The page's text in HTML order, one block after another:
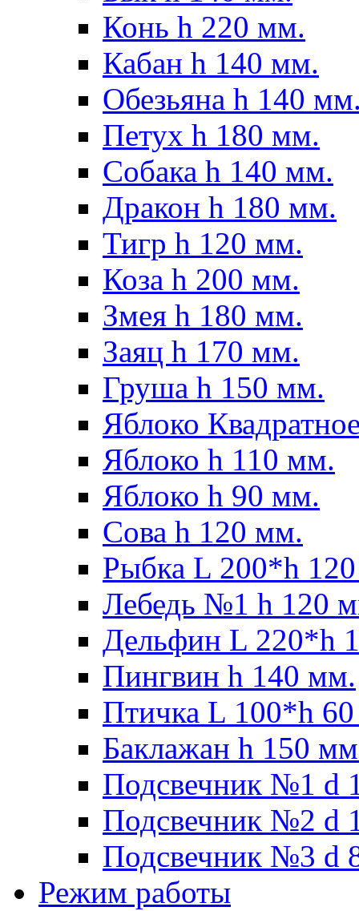
Конь h 220 мм.
Кабан h 140 мм.
Обезьяна h 140
Петух h 180 мм.
Собака h 140 мм.
Дракон h 180 мм.
Тигр h 120 мм.
Коза h 200 мм.
Змея h 180 мм.
Заяц h 170 мм.
Груша h 150 мм.
Яблоко
Яблоко h 110 мм.
Яблоко h 90 мм.
Сова h 120 мм.
Рыбка L 200*h
Лебедь №1 h 120
Дельфин L 220*h
Пингвин h 140 мм.
Птичка L 100*h
Баклажан h 150
Подсвечник №1 d
Подсвечник №2 d
Подсвечник №3 d
Режим работы